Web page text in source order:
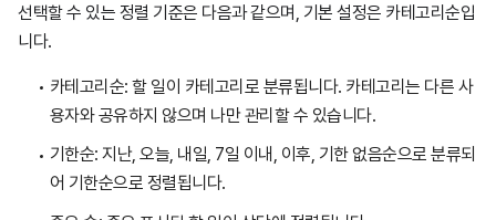
선택할 수 있는 정렬 기준은 다음과 같으며, 기본 설정은 카테고리순입
니다.
카테고리순: 할 일이 카테고리로 분류됩니다. 카테고리는 다른 사
용자와 공유하지 않으며 나만 관리할 수 있습니다.
기한순: 지난, 오늘, 내일, 7일 이내, 이후, 기한 없음순으로 분류되
어 기한순으로 정렬됩니다.